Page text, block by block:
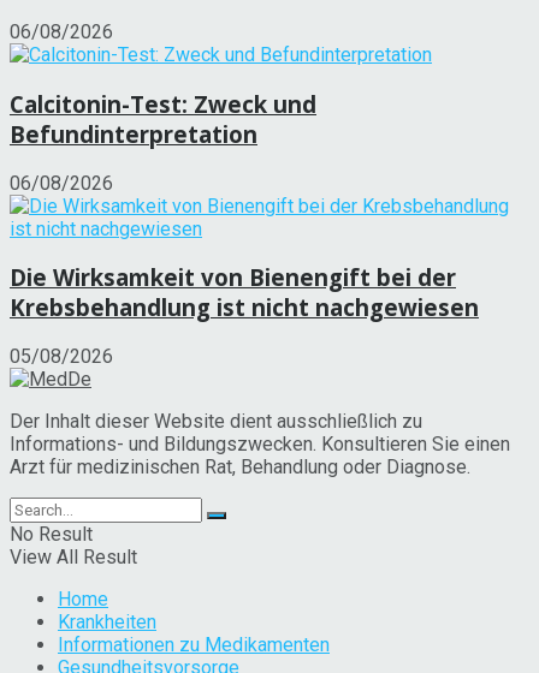
06/08/2026
Calcitonin-Test: Zweck und
Befundinterpretation
06/08/2026
Die Wirksamkeit von Bienengift bei der
Krebsbehandlung ist nicht nachgewiesen
05/08/2026
Der Inhalt dieser Website dient ausschließlich zu
Informations- und Bildungszwecken. Konsultieren Sie einen
Arzt für medizinischen Rat, Behandlung oder Diagnose.
No Result
View All Result
Home
Krankheiten
Informationen zu Medikamenten
Gesundheitsvorsorge